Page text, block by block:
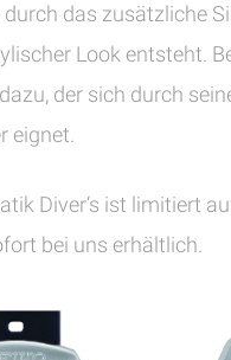
das zusätzliche
Look entsteht.
der sich durch
eignet.
Diver‘s ist limitiert
bei uns erhältlich.